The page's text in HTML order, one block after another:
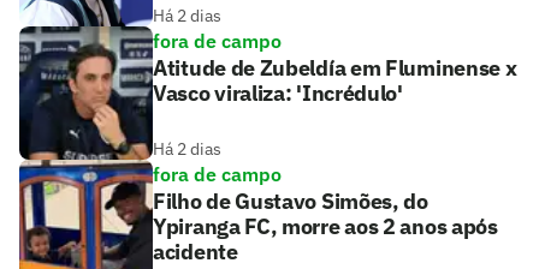
Há 2 dias
fora de campo
Atitude de Zubeldía em Fluminense x
Vasco viraliza: 'Incrédulo'
Há 2 dias
fora de campo
Filho de Gustavo Simões, do
Ypiranga FC, morre aos 2 anos após
acidente